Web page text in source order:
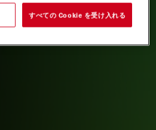
すべての Cookie を受け入れる